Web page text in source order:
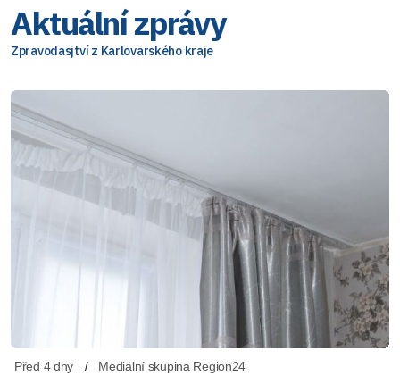
Aktuální zprávy
Zpravodasjtví z Karlovarského kraje
Před 4 dny Mediální skupina Region24